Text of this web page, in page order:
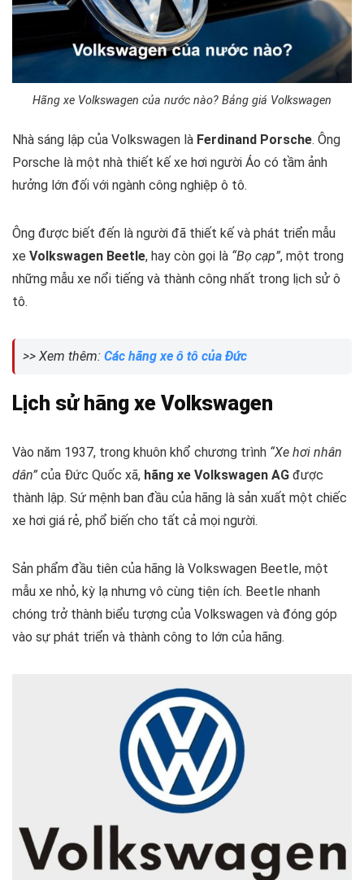
Hãng xe Volkswagen của nước nào? Bảng giá Volkswagen
Nhà sáng lập của Volkswagen là Ferdinand Porsche. Ông
Porsche là một nhà thiết kế xe hơi người Áo có tầm ảnh
hưởng lớn đối với ngành công nghiệp ô tô.
Ông được biết đến là người đã thiết kế và phát triển mẫu
xe Volkswagen Beetle, hay còn gọi là “Bọ cạp”, một trong
những mẫu xe nổi tiếng và thành công nhất trong lịch sử ô
tô.
>> Xem thêm: Các hãng xe ô tô của Đức
Lịch sử hãng xe Volkswagen
Vào năm 1937, trong khuôn khổ chương trình “Xe hơi nhân
dân” của Đức Quốc xã, hãng xe Volkswagen AG được
thành lập. Sứ mệnh ban đầu của hãng là sản xuất một chiếc
xe hơi giá rẻ, phổ biến cho tất cả mọi người.
Sản phẩm đầu tiên của hãng là Volkswagen Beetle, một
mẫu xe nhỏ, kỳ lạ nhưng vô cùng tiện ích. Beetle nhanh
chóng trở thành biểu tượng của Volkswagen và đóng góp
vào sự phát triển và thành công to lớn của hãng.